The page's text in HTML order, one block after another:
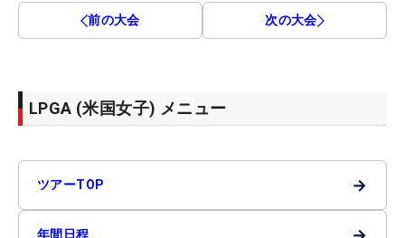
前の大会 次の大会
LPGA (米国女子) メニュー
ツアーTOP →
年間日程